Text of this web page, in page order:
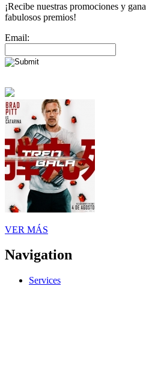
¡Recibe nuestras promociones y gana
fabulosos premios!
Email:
VER MÁS
Navigation
Services